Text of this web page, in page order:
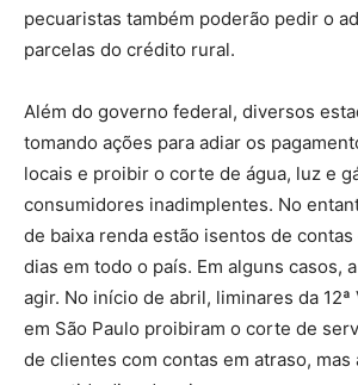
pecuaristas também poderão pedir o
parcelas do crédito rural.
Além do governo federal, diversos
tomando ações para adiar os
locais e proibir o corte de água, luz e
consumidores inadimplentes. No
de baixa renda estão isentos de
dias em todo o país. Em alguns casos,
agir. No início de abril, liminares da 12ª
em São Paulo proibiram o corte de
de clientes com contas em atraso, mas